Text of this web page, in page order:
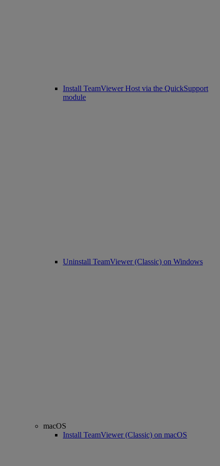
Install TeamViewer Host via the QuickSupport
module
Uninstall TeamViewer (Classic) on Windows
macOS
Install TeamViewer (Classic) on macOS